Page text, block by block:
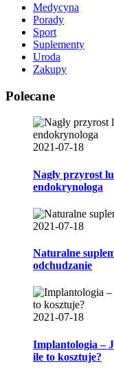
Medycyna
Porady
Sport
Suplementy
Uroda
Zakupy
Polecane
2021-07-18
Nagły przyrost
endokrynologa
2021-07-18
Naturalne
odchudzanie
2021-07-18
Implantologia –
ile to kosztuje?